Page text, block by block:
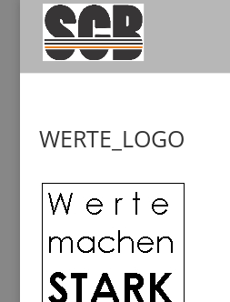
WERTE_LOGO